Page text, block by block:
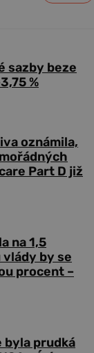
sazby beze
%
oznámila,
Part D již
na 1,5
by se
procent –
byla prudká